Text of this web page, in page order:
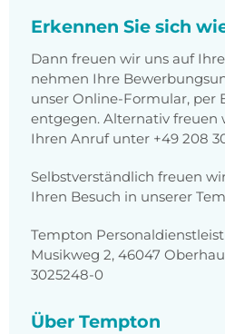
Erkennen Sie sich
Dann freuen wir uns auf
nehmen Ihre
unser Online-Formular, per
entgegen. Alternativ freuen
Ihren Anruf unter +49 208
Selbstverständlich freuen
Ihren Besuch in unserer
Tempton
Musikweg 2, 46047
3025248-0
Über Tempton